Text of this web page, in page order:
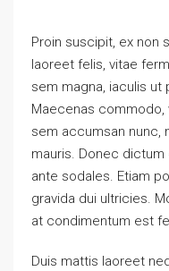
Proin suscipit, ex non
laoreet felis, vitae
sem magna, iaculis ut
Maecenas commodo,
sem accumsan
mauris. Donec
ante sodales. Etiam
gravida dui ultricies.
at condimentum est
Duis mattis laoreet